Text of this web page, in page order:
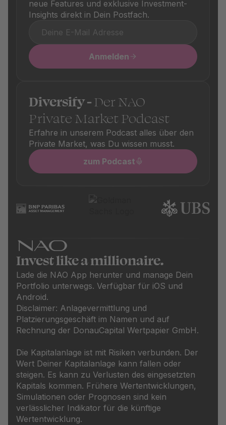
neue Features und exklusive Investment-
Insights direkt in Dein Postfach.
Anmelden
Diversify -Der NAO
Private Market Podcast
Erfahre in unserem Podcast alles über den
Private Market, was Du wissen musst.
zum Podcast
Invest like a millionaire.
Lade die NAO App herunter und manage Dein
Portfolio unterwegs. Verfügbar für iOS und
Android.
Disclaimer: Anlagevermittlung und
Platzierungsgeschäft im Namen und auf
Rechnung der DonauCapital Wertpapier GmbH.
Die Kapitalanlage ist mit Risiken verbunden. Der
Wert Deiner Kapitalanlage kann fallen oder
steigen. Es kann zu Verlusten des eingesetzten
Kapitals kommen. Frühere Wertentwicklungen,
Simulationen oder Prognosen sind kein
verlässlicher Indikator für die künftige
Wertentwicklung.